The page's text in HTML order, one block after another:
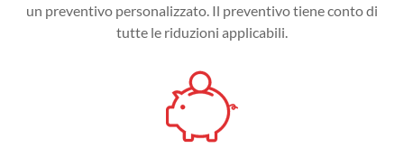
un preventivo personalizzato. Il preventivo tiene conto di
tutte le riduzioni applicabili.